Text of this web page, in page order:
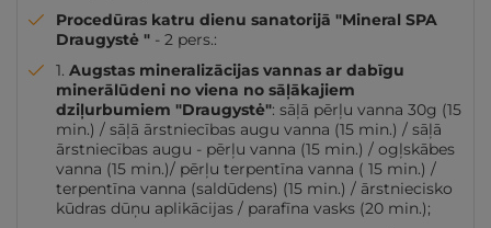
Procedūras katru dienu sanatorijā "Mineral SPA
Draugystė " - 2 pers.:
1. Augstas mineralizācijas vannas ar dabīgu
minerālūdeni no viena no sāļākajiem
dziļurbumiem "Draugystė": sāļā pērļu vanna 30g (15
min.) / sāļā ārstniecības augu vanna (15 min.) / sāļā
ārstniecības augu - pērļu vanna (15 min.) / ogļskābes
vanna (15 min.)/ pērļu terpentīna vanna ( 15 min.) /
terpentīna vanna (saldūdens) (15 min.) / ārstniecisko
kūdras dūņu aplikācijas / parafīna vasks (20 min.);